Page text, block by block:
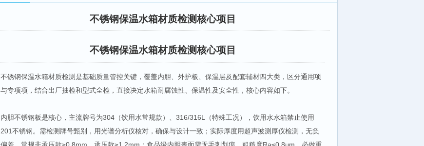
不锈钢保温水箱材质检测核心项目
不锈钢保温水箱材质检测核心项目
不锈钢保温水箱材质检测是基础质量管控关键，覆盖内胆、外护板、保温层及配套辅材四大类，区分通用项
与专项项，结合出厂抽检和型式全检，直接决定水箱耐腐蚀性、保温性及安全性，核心内容如下。
内胆不锈钢板是核心，主流牌号为304（饮用水常规款）、316/316L（特殊工况），饮用水水箱禁止使用
201不锈钢。需检测牌号甄别，用光谱分析仪核对，确保与设计一致；实际厚度用超声波测厚仪检测，无负